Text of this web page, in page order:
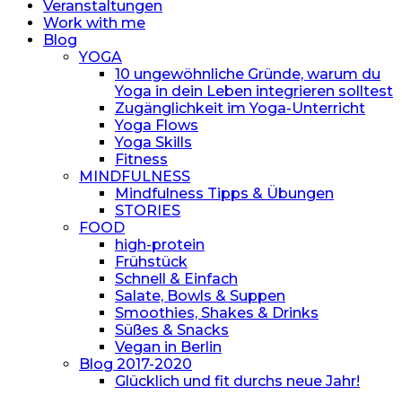
Veranstaltungen
Work with me
Blog
YOGA
10 ungewöhnliche Gründe, warum du
Yoga in dein Leben integrieren solltest
Zugänglichkeit im Yoga-Unterricht
Yoga Flows
Yoga Skills
Fitness
MINDFULNESS
Mindfulness Tipps & Übungen
STORIES
FOOD
high-protein
Frühstück
Schnell & Einfach
Salate, Bowls & Suppen
Smoothies, Shakes & Drinks
Süßes & Snacks
Vegan in Berlin
Blog 2017-2020
Glücklich und fit durchs neue Jahr!